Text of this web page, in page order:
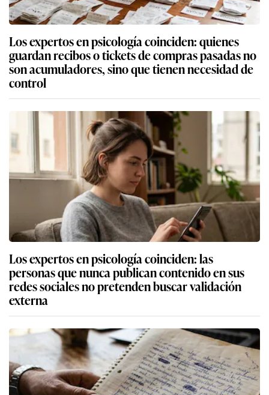
Los expertos en psicología coinciden: quienes
guardan recibos o tickets de compras pasadas no
son acumuladores, sino que tienen necesidad de
control
Los expertos en psicología coinciden: las
personas que nunca publican contenido en sus
redes sociales no pretenden buscar validación
externa